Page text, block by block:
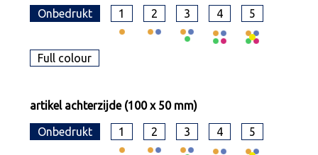
Onbedrukt 1 2 3 4 5
Full colour
artikel achterzijde (100 x 50 mm)
Onbedrukt 1 2 3 4 5